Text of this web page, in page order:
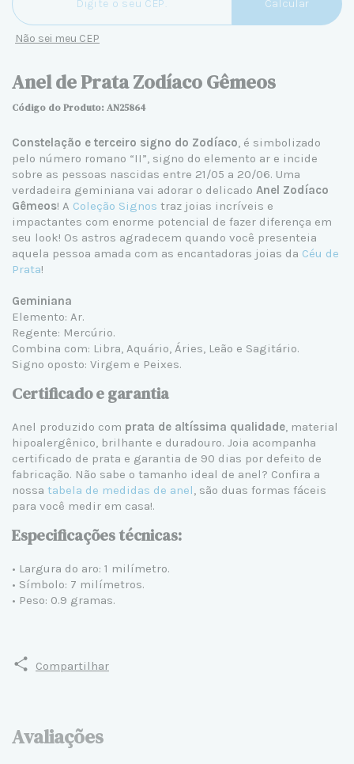
Calcular
Não sei meu CEP
Anel de Prata Zodíaco Gêmeos
Código do Produto: AN25864
Constelação e terceiro signo do Zodíaco, é simbolizado
pelo número romano “II”, signo do elemento ar e incide
sobre as pessoas nascidas entre 21/05 a 20/06. Uma
verdadeira geminiana vai adorar o delicado Anel Zodíaco
Gêmeos! A Coleção Signos traz joias incríveis e
impactantes com enorme potencial de fazer diferença em
seu look! Os astros agradecem quando você presenteia
aquela pessoa amada com as encantadoras joias da Céu de
Prata!
Geminiana
Elemento: Ar.
Regente: Mercúrio.
Combina com: Libra, Aquário, Áries, Leão e Sagitário.
Signo oposto: Virgem e Peixes.
Certificado e garantia
Anel produzido com prata de altíssima qualidade, material
hipoalergênico, brilhante e duradouro. Joia acompanha
certificado de prata e garantia de 90 dias por defeito de
fabricação. Não sabe o tamanho ideal de anel? Confira a
nossa tabela de medidas de anel, são duas formas fáceis
para você medir em casa!.
Especificações técnicas:
• Largura do aro: 1 milímetro.
• Símbolo: 7 milímetros.
• Peso: 0.9 gramas.
Compartilhar
Avaliações